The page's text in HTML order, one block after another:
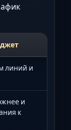
линий и
и
к